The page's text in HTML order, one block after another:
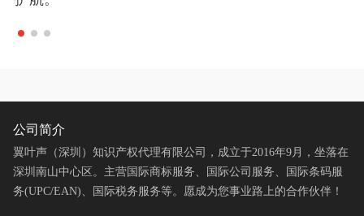
公司简介
翼叶声（深圳）知识产权代理有限公司，成立于2016年9月，坐落在
深圳南山中心区。主营国际商标服务、国际公司服务、国际条码服
务(UPC/EAN)、国际税务服务等。愿成为您事业路上的合作伙伴！